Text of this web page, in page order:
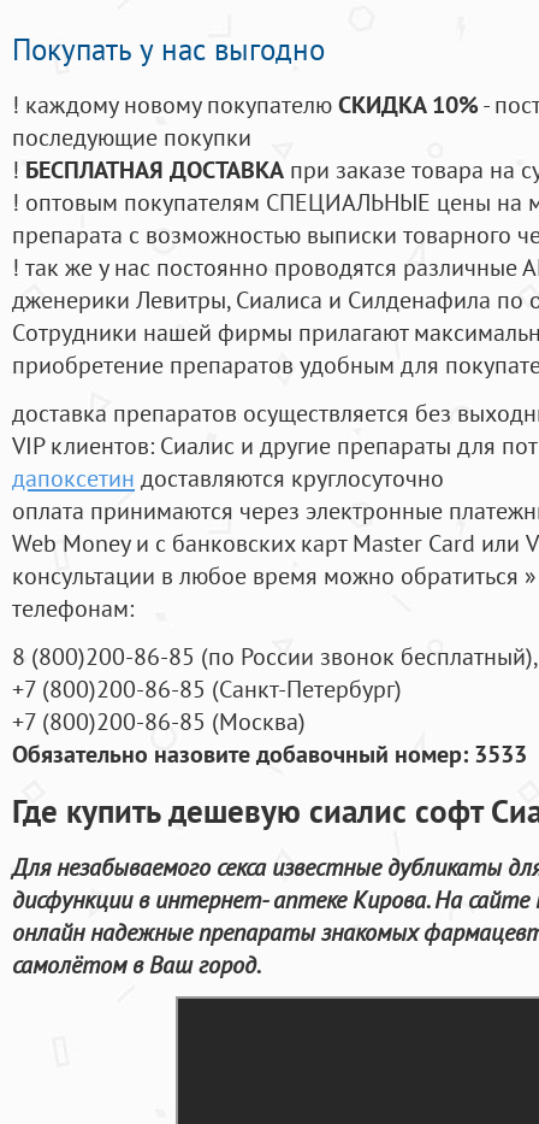
Покупать у нас выгодно
! каждому новому покупателюСКИДКА 10%-
последующие покупки
! БЕСПЛАТНАЯ ДОСТАВКА при заказе товара на
! оптовым покупателям СПЕЦИАЛЬНЫЕ цены на
препарата с возможностью выписки товарного
! так же у нас постоянно проводятся
дженерики Левитры, Сиалиса и Силденафила по
Cотрудники нашей фирмы прилагают
приобретение препаратов удобным для
доставка препаратов осуществляется без
VIP клиентов: Сиалис и другие препараты для
дапоксетин доставляются круглосуточно
оплата принимаются через электронные
Web Money и с банковских карт Master Card или
консультации в любое время можно обратиться
телефонам:
8 (800)200-86-85 (по России звонок бесплатный),
+7 (800)200-86-85 (Санкт-Петербург)
+7 (800)200-86-85 (Москва)
Обязательно назовите добавочный номер: 3533
Где купить дешевую сиалис софт
Для незабываемого секса известные дубликаты
дисфункции в интернет- аптеке Кирова. На
онлайн надежные препараты знакомых
самолётом в Ваш город.